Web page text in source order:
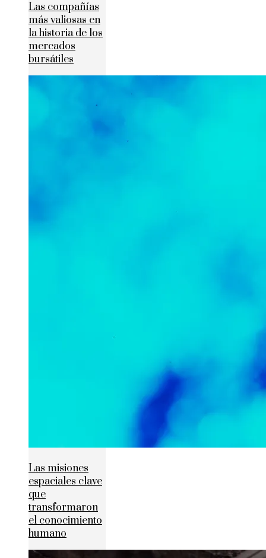
Las compañías
más valiosas en
la historia de los
mercados
bursátiles
Las misiones
espaciales clave
que
transformaron
el conocimiento
humano